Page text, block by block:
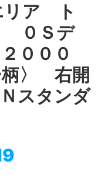
リア ト
０Ｓデ
０００
〉 右開
スタンダ